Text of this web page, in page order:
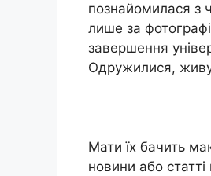
познайомилася з
лише за
завершення
Одружилися,
Мати їх бачить
новини або